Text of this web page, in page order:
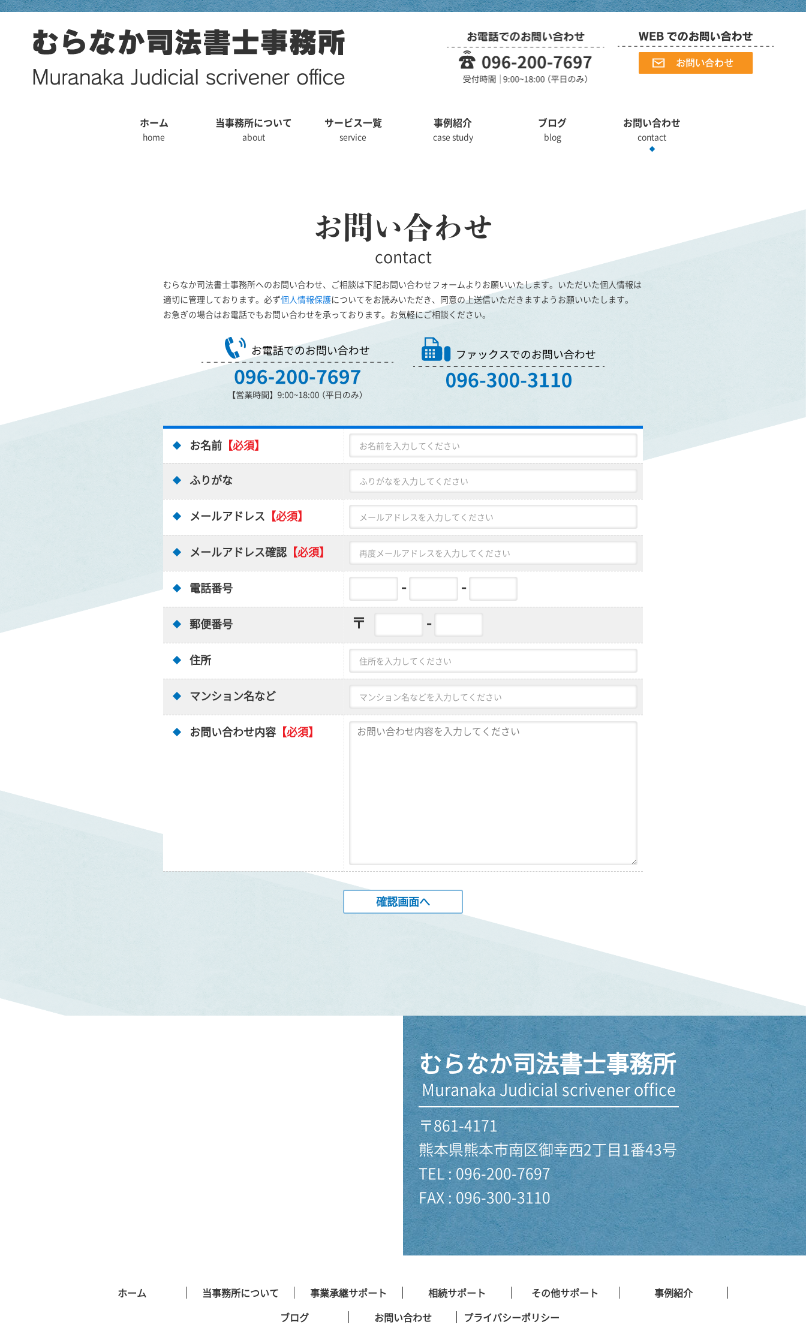
ホーム
home
当事務所について
about
サービス一覧
service
事例紹介
case study
ブログ
blog
お問い合わせ
contact
お問い合わせ
contact
むらなか司法書士事務所へのお問い合わせ、ご相談は下記お問い合わせフォームよりお願いいたします。いただいた個人情報は
適切に管理しております。必ず個人情報保護についてをお読みいただき、同意の上送信いただきますようお願いいたします。
お急ぎの場合はお電話でもお問い合わせを承っております。お気軽にご相談ください。
お名前 【必須】
ふりがな
メールアドレス 【必須】
メールアドレス確認 【必須】
電話番号 - -
郵便番号 〒 -
住所
マンション名など
お問い合わせ内容 【必須】
むらなか司法書士事務所
Muranaka Judicial scrivener office
〒861-4171
熊本県熊本市南区御幸西2丁目1番43号
TEL : 096-200-7697
FAX : 096-300-3110
ホーム 当事務所について 事業承継サポート 相続サポート その他サポート
事例紹介
ブログ
お問い合わせ プライバシーポリシー